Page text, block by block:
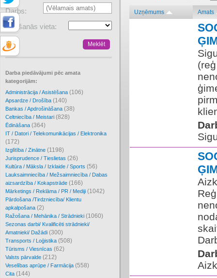
Darbs:
Atrašanās vieta:
Darba piedāvājumi pēc amata
kategorijām:
Administrācija / Asistēšana (106)
Apsardze / Drošība (140)
Bankas / Apdrošināšana (38)
Celtniecība / Meistari (828)
Ēdināšana (364)
IT / Datori / Telekomunikācijas / Elektronika
(172)
Izglītība / Zinātne (1198)
Jurisprudence / Tieslietas (26)
Kultūra / Māksla / Izklaide / Sports (56)
Lauksaimniecība / Mežsaimniecība / Dabas
aizsardzība / Kokapstrāde (166)
Mārketings / Reklāma / PR / Mediji (1042)
Pārdošana /Tirdzniecība/ Klientu
apkalpošana (2)
Ražošana / Mehānika / Strādnieki (1060)
Sezonas darbi/ Kvalificēti strādnieki/
Amatnieki/ Dažādi (300)
Transports / Loģistika (508)
Tūrisms / Viesnīcas (62)
Valsts pārvalde (212)
Veselības aprūpe / Farmācija (558)
Cita (144)
Uzņēmums Amats